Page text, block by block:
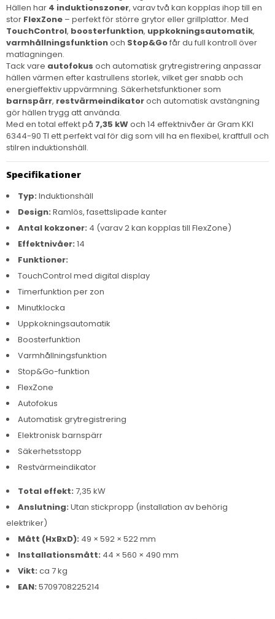
Hällen har 4 induktionszoner, varav två kan kopplas ihop till en
stor FlexZone – perfekt för större grytor eller grillplattor. Med
TouchControl, boosterfunktion, uppkokningsautomatik,
varmhållningsfunktionoch Stop&Gofår du full kontroll över
matlagningen.
Tack vare autofokus och automatisk grytregistrering anpassar
hällen värmen efter kastrullens storlek, vilket ger snabb och
energieffektiv uppvärmning. Säkerhetsfunktioner som
barnspärr, restvärmeindikatoroch automatisk avstängning
gör hällen trygg att använda.
Med en total effekt på 7,35 kWoch 14 effektnivåer är Gram KKI
6344-90 TI ett perfekt val för dig som vill ha en flexibel, kraftfull och
stilren induktionshäll.
Specifikationer
Typ: Induktionshäll
Design: Ramlös, fasettslipade kanter
Antal kokzoner: 4 (varav 2 kan kopplas till FlexZone)
Effektnivåer: 14
Funktioner:
TouchControl med digital display
Timerfunktion per zon
Minutklocka
Uppkokningsautomatik
Boosterfunktion
Varmhållningsfunktion
Stop&Go-funktion
FlexZone
Autofokus
Automatisk grytregistrering
Elektronisk barnspärr
Säkerhetsstopp
Restvärmeindikator
Total effekt: 7,35 kW
Anslutning: Utan stickpropp (installation av behörig
elektriker)
Mått (HxBxD): 49 × 592 × 522 mm
Installationsmått: 44 × 560 × 490 mm
Vikt: ca 7 kg
EAN: 5709708225214